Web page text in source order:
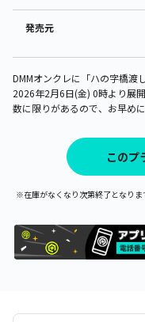
発売元
DMMオンクレに「ハの字橋渡
2026年2月6日(金) 0時より展
数に限りがあるので、お早め
このプ
※在庫がなくなり次第終了となり